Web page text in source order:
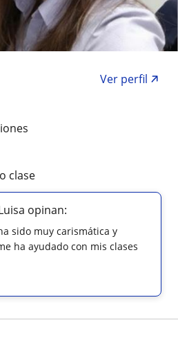
Ver perfil
clase
opinan:
sido muy carismática y
ha ayudado con mis clases